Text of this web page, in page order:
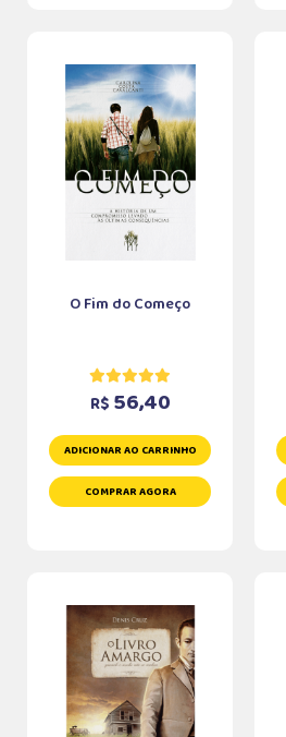
O Fim do Começo
R$ 56,40
ADICIONAR AO CARRINHO
COMPRAR AGORA